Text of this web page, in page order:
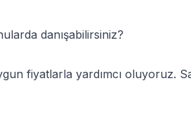
danışabilirsiniz?
fiyatlarla yardımcı oluyoruz.